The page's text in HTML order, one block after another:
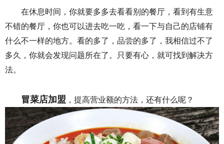
在休息时间，你就要多多去看看别的餐厅，看到有生意
不错的餐厅，你也可以进去吃一吃，看一下与自己的店铺有
什么不一样的地方。看的多了，品尝的多了，我相信过不了
多久，你就会发现问题所在了。只要有心，就可找到解决方
法。
冒菜店加盟 ，提高营业额的方法，还有什么呢？